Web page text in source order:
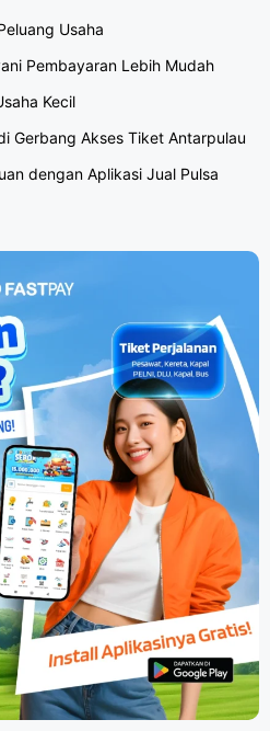
Usaha
Pembayaran Lebih Mudah
Kecil
Gerbang Akses Tiket Antarpulau
dengan Aplikasi Jual Pulsa